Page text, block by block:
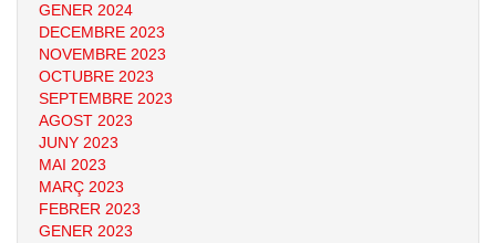
GENER 2024
DECEMBRE 2023
NOVEMBRE 2023
OCTUBRE 2023
SEPTEMBRE 2023
AGOST 2023
JUNY 2023
MAI 2023
MARÇ 2023
FEBRER 2023
GENER 2023